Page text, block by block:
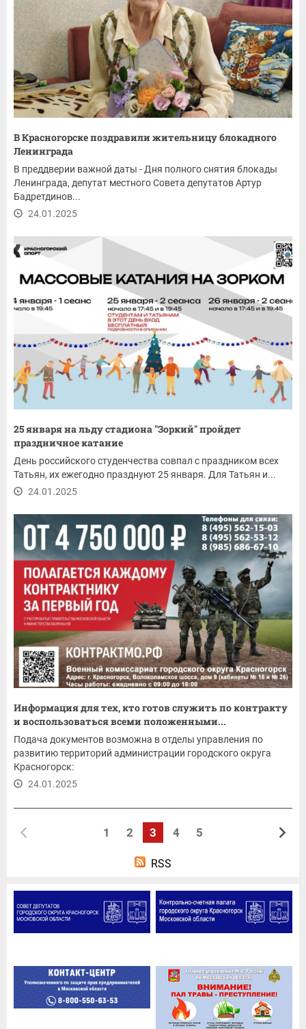
В Красногорске поздравили жительницу блокадного
Ленинграда
В преддверии важной даты - Дня полного снятия блокады
Ленинграда, депутат местного Совета депутатов Артур
Бадретдинов...
24.01.2025
25 января на льду стадиона "Зоркий" пройдет
праздничное катание
День российского студенчества совпал с праздником всех
Татьян, их ежегодно празднуют 25 января. Для Татьян и...
24.01.2025
Информация для тех, кто готов служить по контракту
и воспользоваться всеми положенными...
Подача документов возможна в отделы управления по
развитию территорий администрации городского округа
Красногорск:
24.01.2025
1 2 3 4 5
RSS